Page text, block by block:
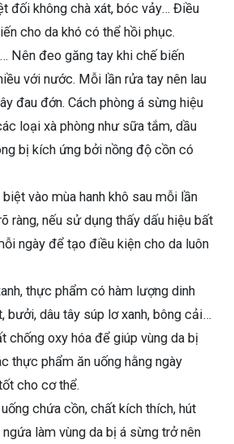
đối không chà xát, bóc vảy… Điều
cho da khó có thể hồi phục.
Nên đeo găng tay khi chế biến
với nước. Mỗi lần rửa tay nên lau
đau đớn. Cách phòng á sừng hiệu
loại xà phòng như sữa tắm, dầu
bị kích ứng bởi nồng độ cồn có
vào mùa hanh khô sau mỗi lần
ràng, nếu sử dụng thấy dấu hiệu bất
ngày để tạo điều kiện cho da luôn
thực phẩm có hàm lượng dinh
dâu tây súp lơ xanh, bông cải…
oxy hóa để giúp vùng da bị
thực phẩm ăn uống hằng ngày
cho cơ thể.
chứa cồn, chất kích thích, hút
làm vùng da bị á sừng trở nên